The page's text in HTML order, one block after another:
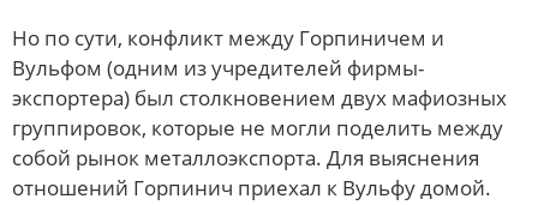
Но по сути, конфликт между Горпиничем и
Вульфом (одним из учредителей фирмы-
экспортера) был столкновением двух мафиозных
группировок, которые не могли поделить между
собой рынок металлоэкспорта. Для выяснения
отношений Горпинич приехал к Вульфу домой.